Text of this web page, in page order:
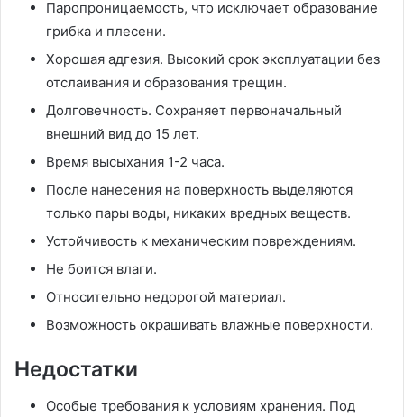
Паропроницаемость, что исключает образование
грибка и плесени.
Хорошая адгезия. Высокий срок эксплуатации без
отслаивания и образования трещин.
Долговечность. Сохраняет первоначальный
внешний вид до 15 лет.
Время высыхания 1-2 часа.
После нанесения на поверхность выделяются
только пары воды, никаких вредных веществ.
Устойчивость к механическим повреждениям.
Не боится влаги.
Относительно недорогой материал.
Возможность окрашивать влажные поверхности.
Недостатки
Особые требования к условиям хранения. Под